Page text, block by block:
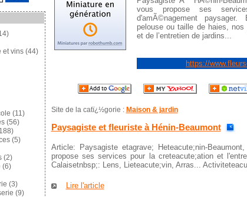
et vins(44)
(11)
(56)
(5)
(2)
(6)
(3)
(9)
vous propose ses
d'amÃ©nagement
pelouse ou taille de haies,
et de l’entretien de jardins...
https://
Site de la catï¿½gorie : Maison & jardin
Paysagiste et fleuriste à Hénin-Beaumont
Article: Paysagiste etagrave; Heteacute;nin-
propose ses services pour la creteacute;ation et
Calaisetnbsp;: Lens, Lieteacute;vin, Arras...
Lire l'article